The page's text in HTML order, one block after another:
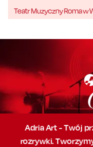
Teatr Muzyczny Roma w
Adria Art - Twój
rozrywki.